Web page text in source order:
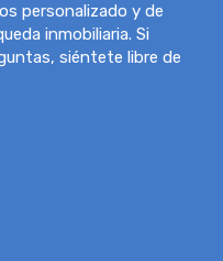
personalizado y de
inmobiliaria. Si
siéntete libre de